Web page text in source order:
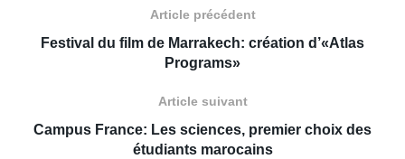
Article précédent
Festival du film de Marrakech: création d’«Atlas
Programs»
Article suivant
Campus France: Les sciences, premier choix des
étudiants marocains